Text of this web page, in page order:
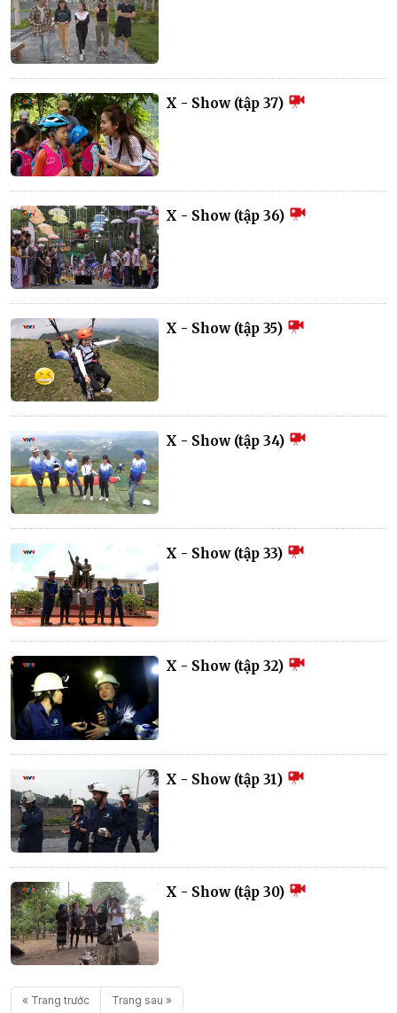
X - Show (tập 37)
X - Show (tập 36)
X - Show (tập 35)
X - Show (tập 34)
X - Show (tập 33)
X - Show (tập 32)
X - Show (tập 31)
X - Show (tập 30)
« Trang trước Trang sau »